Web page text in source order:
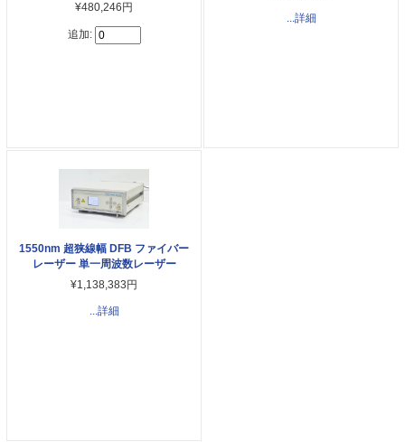
¥480,246円
追加:
...詳細
1550nm 超狭線幅 DFB ファイバー
レーザー 単一周波数レーザー
¥1,138,383円
...詳細